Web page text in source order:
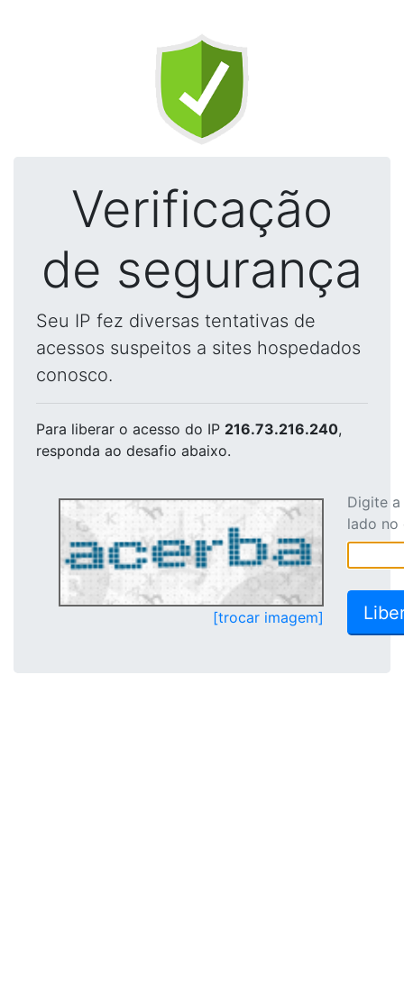
Verificação
de segurança
Seu IP fez diversas tentativas de
acessos suspeitos a sites hospedados
conosco.
Para liberar o acesso do IP 216.73.216.240,
responda ao desafio abaixo.
[trocar imagem]
Digite
lado no